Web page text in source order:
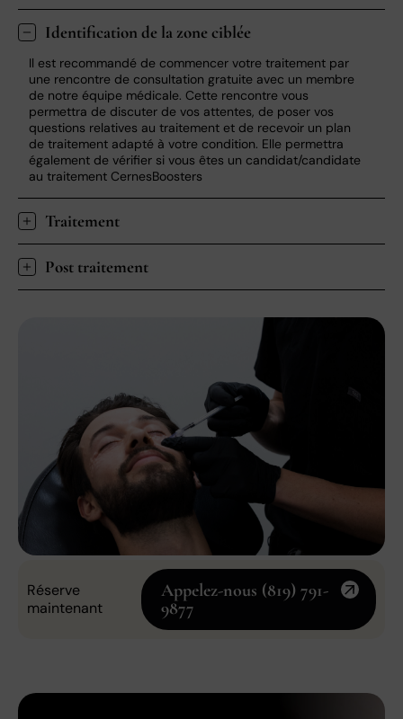
Réserve
maintenant
Appelez-nous (819) 791-
9877
Identification de la zone ciblée
Il est recommandé de commencer votre traitement par
une rencontre de consultation gratuite avec un membre
de notre équipe médicale. Cette rencontre vous
permettra de discuter de vos attentes, de poser vos
questions relatives au traitement et de recevoir un plan
de traitement adapté à votre condition. Elle permettra
également de vérifier si vous êtes un candidat/candidate
au traitement CernesBoosters
Traitement
nettoyée et désinfectée avec soin. Une crème
fine aiguille. Les injections sont précises et ciblées
directement dans la zone sous les yeux, en très petites
quantités, pour assurer une diffusion homogène du produit.
Le traitement est rapide, durant environ 20 à 30 minutes.
Post traitement
d’observer de légères rougeurs, de petites ecchymoses ou
un léger gonflement au niveau du contour des yeux. Ces
effets secondaires sont temporaires et disparaissent